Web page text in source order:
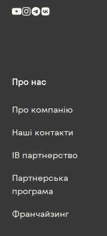
Про нас
Про компанію
Наші контакти
IB партнерство
Партнерська
програма
Франчайзинг